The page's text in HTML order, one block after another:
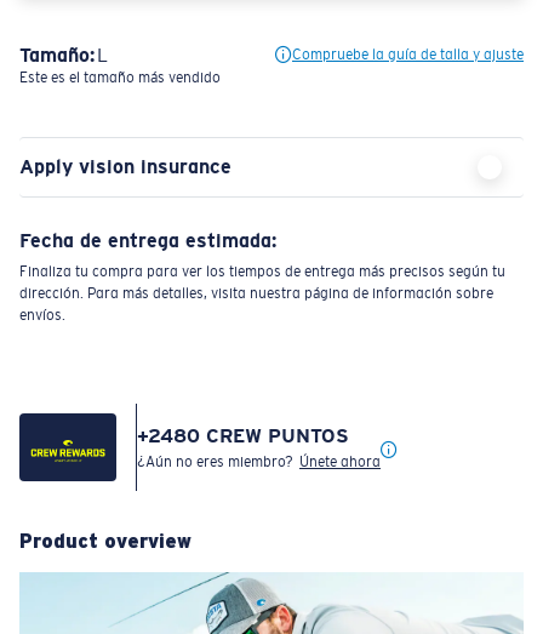
Tamaño:L
Compruebe la guía de talla y ajuste
Este es el tamaño más vendido
Apply vision insurance
Fecha de entrega estimada:
Finaliza tu compra para ver los tiempos de entrega más precisos según tu
dirección. Para más detalles, visita nuestra página de información sobre
envíos.
+2480 CREW PUNTOS
¿Aún no eres miembro? Únete ahora
Product overview